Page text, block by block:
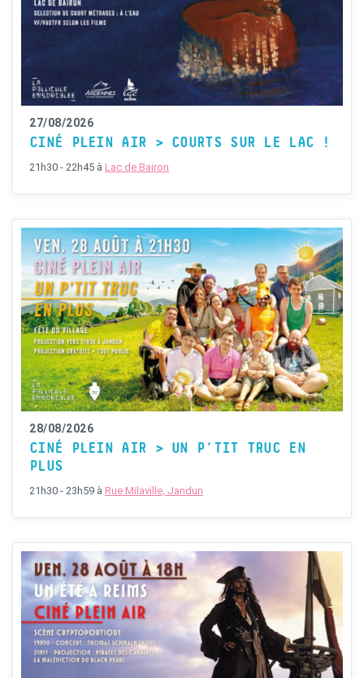
27/08/2026
CINÉ PLEIN AIR > COURTS SUR LE LAC !
21h30 - 22h45 à Lac de Bairon
28/08/2026
CINÉ PLEIN AIR > UN P’TIT TRUC EN
PLUS
21h30 - 23h59 à Rue Milaville, Jandun